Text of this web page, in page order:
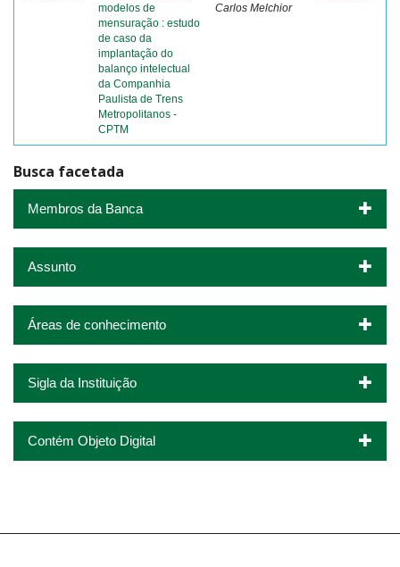
modelos de
mensuração : estudo
de caso da
implantação do
balanço intelectual
da Companhia
Paulista de Trens
Metropolitanos -
CPTM
Carlos Melchior
Busca facetada
Membros da Banca
Assunto
Áreas de conhecimento
Sigla da Instituição
Contém Objeto Digital